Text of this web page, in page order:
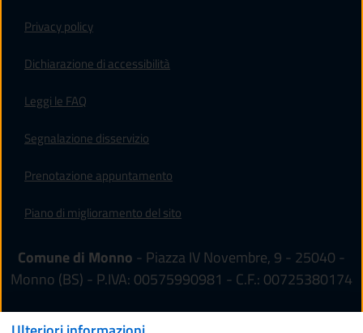
Privacy policy
Dichiarazione di accessibilità
Leggi le FAQ
Segnalazione disservizio
Prenotazione appuntamento
Piano di miglioramento del sito
Comune di Monno - Piazza IV Novembre, 9 - 25040 -
Monno (BS) - P.IVA: 00575990981 - C.F.: 00725380174